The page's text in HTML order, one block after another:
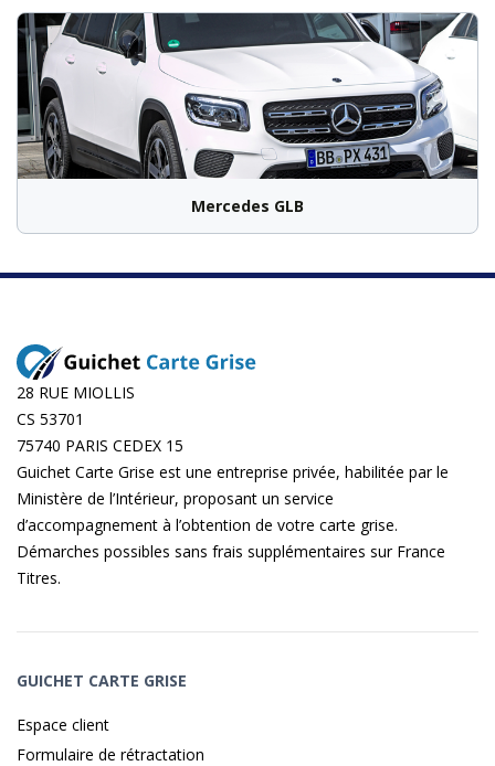
Mercedes GLB
28 RUE MIOLLIS
CS 53701
75740 PARIS CEDEX 15
Guichet Carte Grise est une entreprise privée, habilitée par le
Ministère de l’Intérieur, proposant un service
d’accompagnement à l’obtention de votre carte grise.
Démarches possibles sans frais supplémentaires sur France
Titres.
GUICHET CARTE GRISE
Espace client
Formulaire de rétractation